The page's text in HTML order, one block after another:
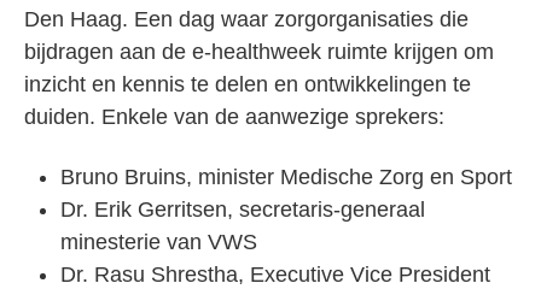
Den Haag. Een dag waar zorgorganisaties die
bijdragen aan de e-healthweek ruimte krijgen om
inzicht en kennis te delen en ontwikkelingen te
duiden. Enkele van de aanwezige sprekers:
Bruno Bruins, minister Medische Zorg en Sport
Dr. Erik Gerritsen, secretaris-generaal
minesterie van VWS
Dr. Rasu Shrestha, Executive Vice President